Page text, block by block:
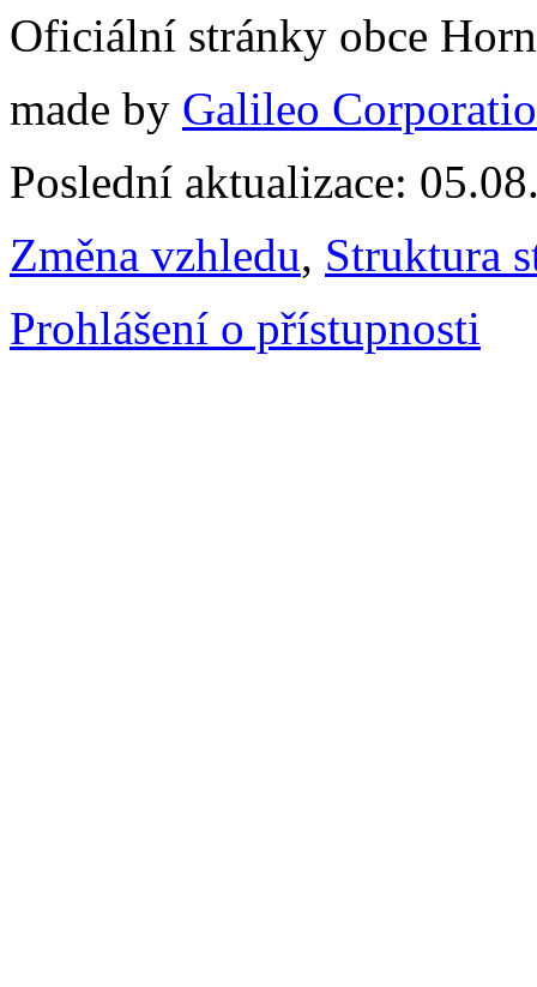
Oficiální stránky obce
made by Galileo
Poslední aktualizace:
Změna vzhledu, Struktura
Prohlášení o přístupnosti